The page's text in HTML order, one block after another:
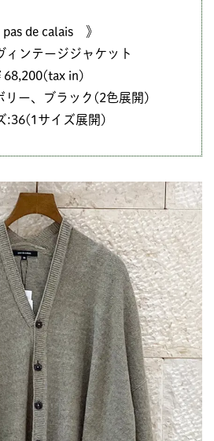
de calais 》
ィンテージジャケット
68,200(tax in)
リー、ブラック(2色展開)
:36(1サイズ展開)